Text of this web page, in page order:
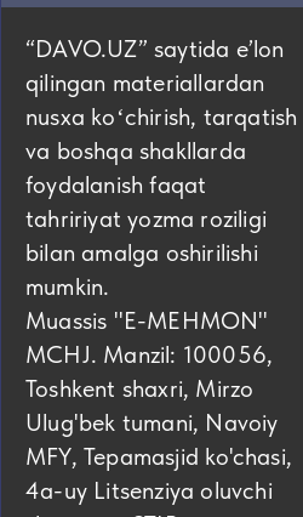
“DAVO.UZ” saytida eʼlon
qilingan materiallardan
nusxa koʻchirish, tarqatish
va boshqa shakllarda
foydalanish faqat
tahririyat yozma roziligi
bilan amalga oshirilishi
mumkin.
Muassis "E-MEHMON"
MCHJ. Manzil: 100056,
Toshkent shaxri, Mirzo
Ulug'bek tumani, Navoiy
MFY, Tepamasjid ko'chasi,
4а-uy Litsenziya oluvchi